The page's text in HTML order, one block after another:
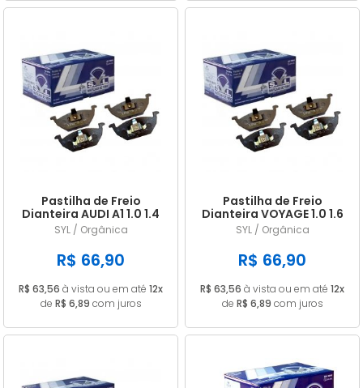
Pastilha de Freio
Dianteira AUDI A1 1.0 1.4
1.8 TFSI TDI A3 1.6 1.8 99
até 02 SYL 1042
SYL / Orgânica
R$ 66,90
R$ 63,56 à vista ou em até 12x
de R$ 6,89 com juros
Pastilha de Freio
Dianteira VOYAGE 1.0 1.6
2017/ UP 1.0 TSI 2015/
FOX 1.0 1.6 SPACEFOX 1.6
07/ SYL 1042
SYL / Orgânica
R$ 66,90
R$ 63,56 à vista ou em até 12x
de R$ 6,89 com juros